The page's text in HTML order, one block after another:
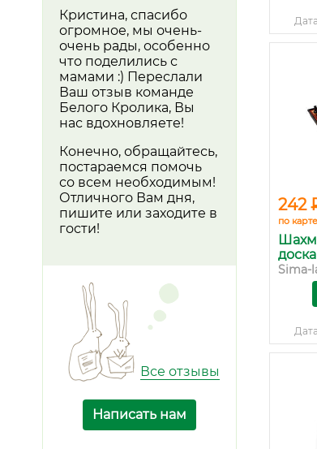
Кристина, спасибо
огромное, мы очень-
очень рады, особенно
что поделились с
мамами :) Переслали
Ваш отзыв команде
Белого Кролика, Вы
нас вдохновляете!
Конечно, обращайтесь,
постараемся помочь
со всем необходимым!
Отличного Вам дня,
пишите или заходите в
гости!
Все отзывы
Написать нам
242
по карте
Sima-